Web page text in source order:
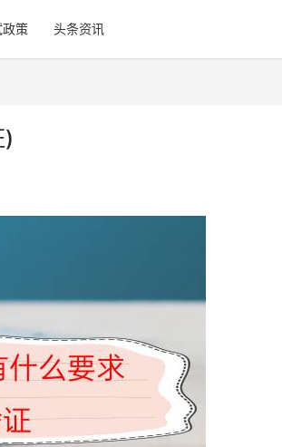
策 头条资讯
)